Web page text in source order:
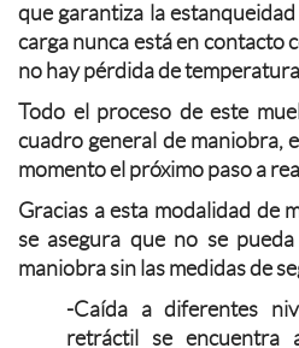
que garantiza la
carga nunca está en contacto
no hay pérdida de
Todo el proceso de este
cuadro general de maniobra,
momento el próximo paso a
Gracias a esta modalidad de
se asegura que no se
maniobra sin las medidas de
-Caída a diferentes
retráctil se encuentra